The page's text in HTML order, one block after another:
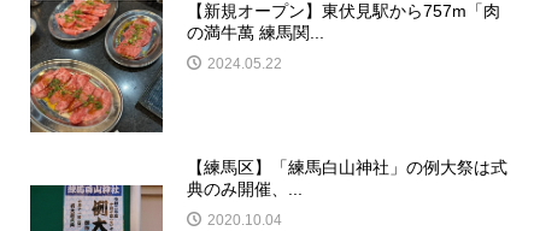
【新規オープン】東伏見駅から757m「肉
の満牛萬 練馬関...
2024.05.22
【練馬区】「練馬白山神社」の例大祭は式
典のみ開催、...
2020.10.04